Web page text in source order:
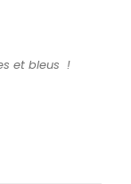
et bleus !